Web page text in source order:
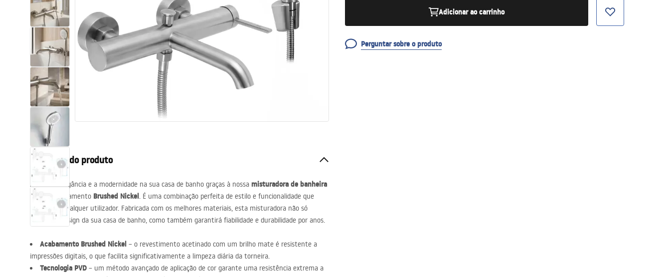
Lava-louças e lavatórios de casa
de banho
Cabinas de duche de casa de
banho
Misturadores de casa de banho
Chuveiros de casa de banho
Cozinha
Acessórios de casa de banho,
acessórios de casa de banho
Adicionar ao carrinho
Perguntar sobre o produto
Descrição do produto
Aprecie a elegância e a modernidade na sua casa de banho graças à nossa misturadora de banheira
Rivo
no acabamento Brushed Nickel. É uma combinação perfeita de estilo e funcionalidade que
encantará qualquer utilizador. Fabricada com os melhores materiais, esta misturadora não só
realçará o design da sua casa de banho, como também garantirá fiabilidade e durabilidade por anos.
Acabamento Brushed Nickel – o revestimento acetinado com um brilho mate é resistente a
impressões digitais, o que facilita significativamente a limpeza diária da torneira.
Tecnologia PVD – um método avançado de aplicação de cor garante uma resistência extrema a